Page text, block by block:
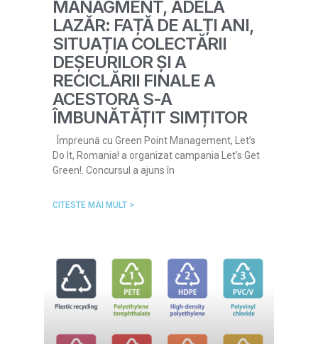
MANAGMENT, ADELA
LAZĂR: FAȚĂ DE ALȚI ANI,
SITUAȚIA COLECTĂRII
DEȘEURILOR ȘI A
RECICLĂRII FINALE A
ACESTORA S-A
ÎMBUNĂTĂȚIT SIMȚITOR
Împreună cu Green Point Management, Let’s
Do It, Romania! a organizat campania Let’s Get
Green!. Concursul a ajuns în
CITESTE MAI MULT >